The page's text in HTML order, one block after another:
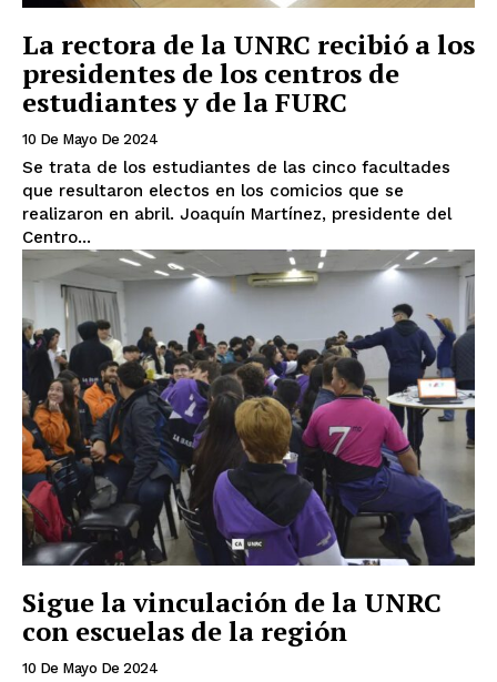
La rectora de la UNRC recibió a los
presidentes de los centros de
estudiantes y de la FURC
10 De Mayo De 2024
Se trata de los estudiantes de las cinco facultades
que resultaron electos en los comicios que se
realizaron en abril. Joaquín Martínez, presidente del
Centro...
Sigue la vinculación de la UNRC
con escuelas de la región
10 De Mayo De 2024